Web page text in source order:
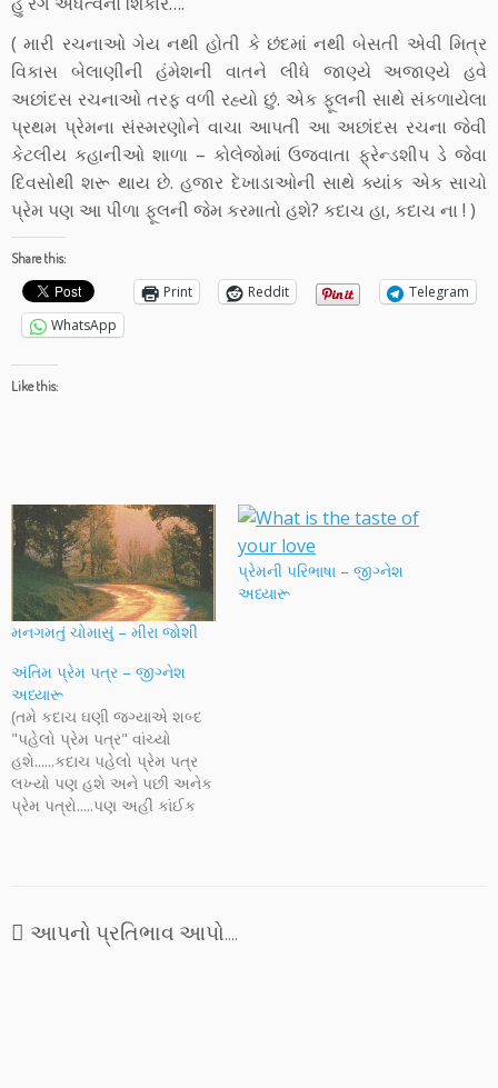
( મારી રચનાઓ ગેય નથી હોતી કે છંદમાં નથી બેસતી એવી મિત્ર
વિકાસ બેલાણીની હંમેશની વાતને લીધે જાણ્યે અજાણ્યે હવે
અછાંદસ રચનાઓ તરફ વળી રહ્યો છું. એક ફૂલની સાથે સંકળાયેલા
પ્રથમ પ્રેમના સંસ્મરણોને વાચા આપતી આ અછાંદસ રચના જેવી
કેટલીય કહાનીઓ શાળા – કોલેજોમાં ઉજવાતા ફ્રેન્ડશીપ ડે જેવા
દિવસોથી શરૂ થાય છે. હજાર દેખાડાઓની સાથે ક્યાંક એક સાચો
પ્રેમ પણ આ પીળા ફૂલની જેમ કરમાતો હશે? કદાચ હા, કદાચ ના ! )
Share this:
Print Reddit
Telegram
WhatsApp
Like this:
મનગમતું ચોમાસું – મીરા જોશી
પ્રેમની પરિભાષા – જીગ્નેશ
અધ્યારૂ
અંતિમ પ્રેમ પત્ર – જીગ્નેશ
અધ્યારૂ
(તમે કદાચ ઘણી જગ્યાએ શબ્દ
"પહેલો પ્રેમ પત્ર" વાંચ્યો
હશે......કદાચ પહેલો પ્રેમ પત્ર
લખ્યો પણ હશે અને પછી અનેક
પ્રેમ પત્રો.....પણ અહીં કાંઈક
પ્રેમીનો એની પ્રેમીકાને અંતિમ
પત્ર. આ પ્રેમ પત્ર મારા
આપનો પ્રતિભાવ આપો....